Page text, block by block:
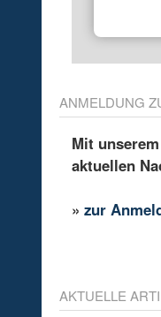
ANMELDUNG
Mit
aktuellen
»zur
AKTUELLE